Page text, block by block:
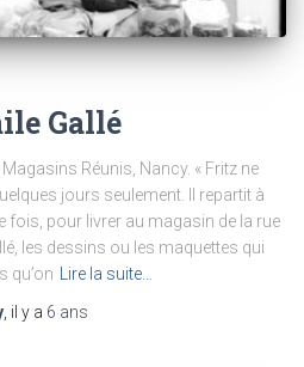
Gallé
Réunis, Nancy. « Fritz ne
jours seulement. Il repartit à
fois, pour livrer au magasin de la rue
les dessins ou les maquettes qui
qu’on Lire la suite…
, il y a 6 ans